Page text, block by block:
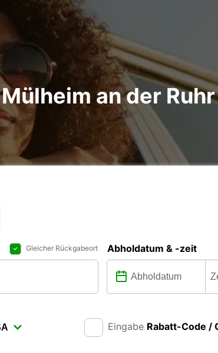
an der
Gleicher Rückgabeort Abholdatum & -zeit
Eingabe Rabatt-Code /